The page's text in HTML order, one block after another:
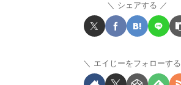
シェアする
エイじーをフォローする